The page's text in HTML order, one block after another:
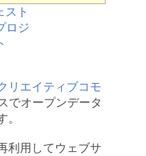
リエイティブコモ
でオープンデータ
。
利用してウェブサ